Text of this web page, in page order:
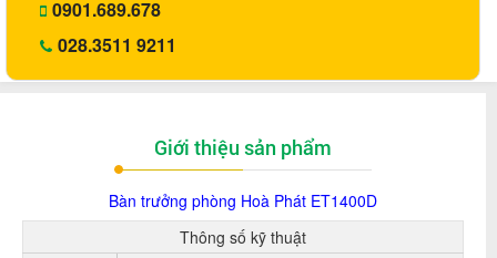
0901.689.678
028.3511 9211
Giới thiệu sản phẩm
Bàn trưởng phòng Hoà Phát ET1400D
Thông số kỹ thuật